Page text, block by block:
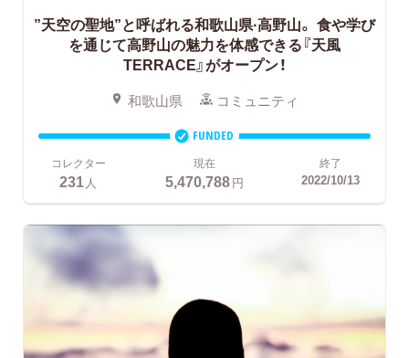
”天空の聖地”と呼ばれる和歌山県·高野山。 食や学び
を通じて高野山の魅力を体感できる『天風
TERRACE』がオープン！
和歌山県 コミュニティ
FUNDED
コレクター
231 人
現在
5,470,788円
終了
2022/10/13